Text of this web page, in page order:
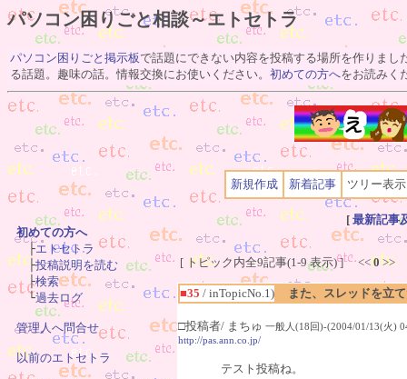
パソコン困りごと相談～エトセトラ
パソコン困りごと掲示板で話題にできない内容を投稿する場所を作りまし
る話題。趣味の話。情報交換にお使いください。 初めての方へをお読みく
新規作成 新着記事 ツリー表示
[ 最新記事
[ トピック内全9記事(1-9 表示) ] <<0 >>
■35 / inTopicNo.1) また、スレッドを立
□投稿者/ まちゅ 一般人(18回)-(2004/01/13(火)
http://pas.ann.co.jp/
テスト投稿ね。
初めての方へ
├エトセトラ
├投稿説明を読む
├検索
└過去ログ
管理人へ問合せ
以前のエトセトラ